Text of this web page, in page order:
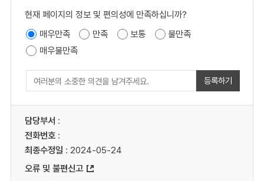
현재 페이지의 정보 및 편의성에 만족하십니까?
매우만족
만족 보통
불만족
매우불만족
등록하기
담당부서 :
전화번호:
최종수정일 : 2024-05-24
오류 및 불편신고